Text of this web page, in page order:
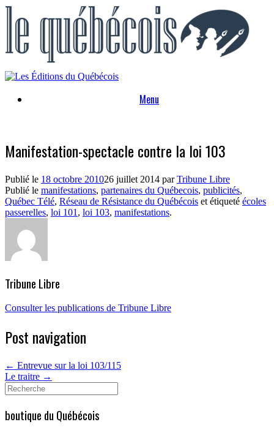
Skip
Menu
Manifestation-spectacle contre la loi 103
Publié le 18 octobre 201026 juillet 2014 parTribune Libre
Publié le manifestations, partenaires du Québecois, publicités,
Québec Télé, Réseau de Résistance du Québécois et étiqueté écoles
passerelles, loi 101 , loi 103, manifestations.
Tribune Libre
Consulter les publications de Tribune Libre
Post navigation
← Entrevue sur la loi 103/115
Le traitre →
Search
for:
boutique du Québécois